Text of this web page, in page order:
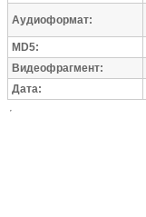
Аудиоформат:
MD5:
Видеофрагмент:
Дата: